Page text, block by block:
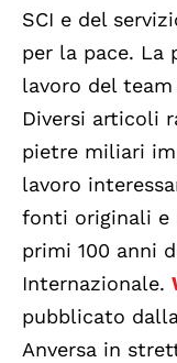
SCI e del
per la pace. La
lavoro del
Diversi articoli
pietre miliari
lavoro
fonti originali
primi 100 anni
Internazionale.
pubblicato
Anversa in